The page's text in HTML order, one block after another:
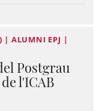
| ALUMNI EPJ |
Postgrau
l'ICAB